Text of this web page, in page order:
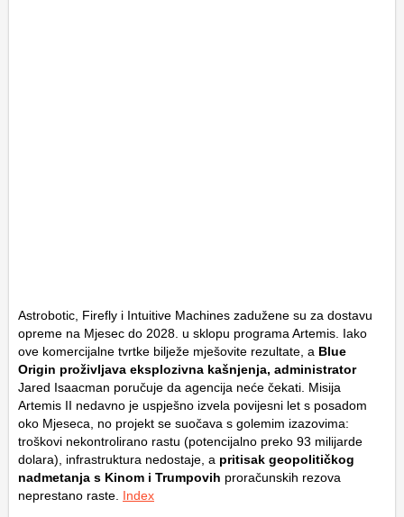
Astrobotic, Firefly i Intuitive Machines zadužene su za dostavu
opreme na Mjesec do 2028. u sklopu programa Artemis. Iako
ove komercijalne tvrtke bilježe mješovite rezultate, a Blue
Origin proživljava eksplozivna kašnjenja, administrator
Jared Isaacman poručuje da agencija neće čekati. Misija
Artemis II nedavno je uspješno izvela povijesni let s posadom
oko Mjeseca, no projekt se suočava s golemim izazovima:
troškovi nekontrolirano rastu (potencijalno preko 93 milijarde
dolara), infrastruktura nedostaje, a pritisak geopolitičkog
nadmetanja s Kinom i Trumpovih proračunskih rezova
neprestano raste. Index